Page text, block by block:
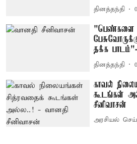
தினத்தந்தி
"பெண்களை
தக்க
தினத்தந்தி
காவல்
கூடங்கள்
சீனிவாசன்
அரசியல்